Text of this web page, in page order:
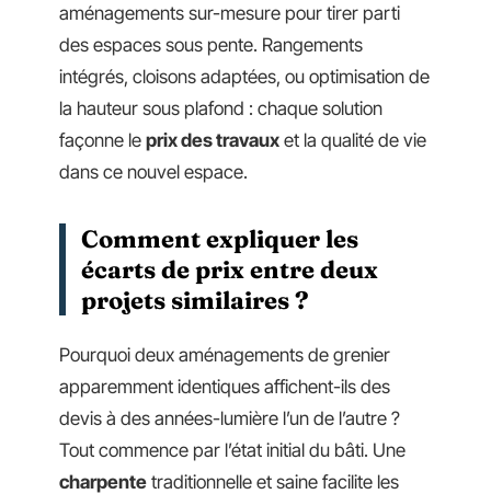
aménagements sur-mesure pour tirer parti
des espaces sous pente. Rangements
intégrés, cloisons adaptées, ou optimisation de
la hauteur sous plafond : chaque solution
façonne le prix des travaux et la qualité de vie
dans ce nouvel espace.
Comment expliquer les
écarts de prix entre deux
projets similaires ?
Pourquoi deux aménagements de grenier
apparemment identiques affichent-ils des
devis à des années-lumière l’un de l’autre ?
Tout commence par l’état initial du bâti. Une
charpente traditionnelle et saine facilite les